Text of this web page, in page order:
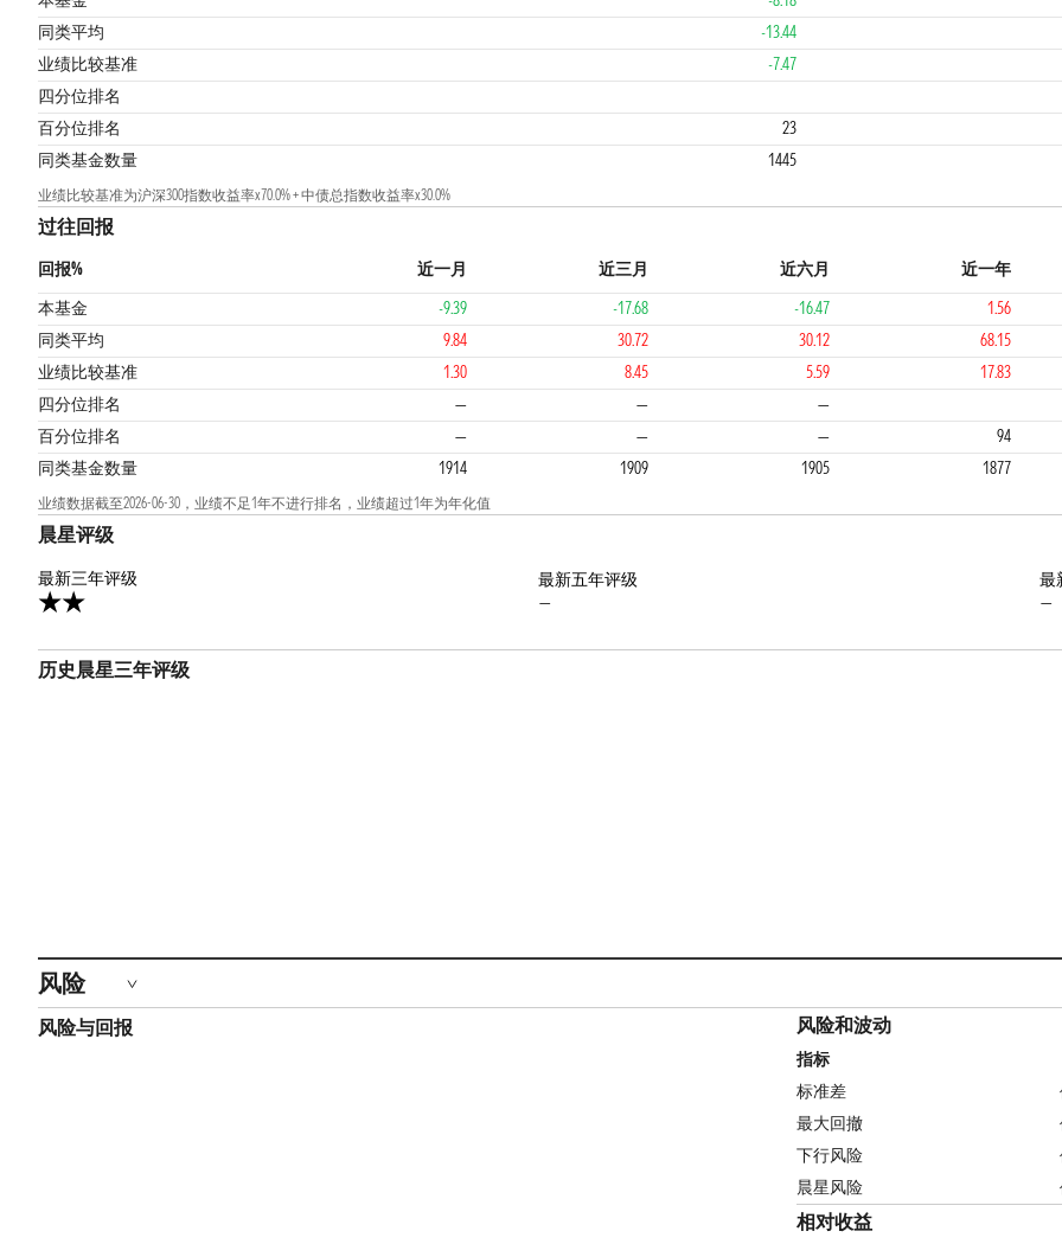
同类平均
-13.44
业绩比较基准
-7.47
四分位排名
1 2
百分位排名 23
同类基金数量
1445
业绩比较基准为沪深300指数收益率x70.0% + 中债总指数收益率x30.0%
过往回报
回报% 近一月 近三月 近六月 近一年
本基金
-9.39 -17.68 -16.47 1.56
同类平均
9.84 30.72 30.12 68.15
业绩比较基准
1.30 8.45 5.59 17.83
四分位排名
— — —
4 4
百分位排名 — — — 94
同类基金数量
1914 1909 1905 1877
业绩数据截至2026-06-30，业绩不足1年不进行排名，业绩超过1年为年化值
晨星评级
最新三年评级
最新五年评级
—
最
—
历史晨星三年评级
风险
风险与回报 风险和波动
指标
标准差
最大回撤
下行风险
晨星风险
相对收益